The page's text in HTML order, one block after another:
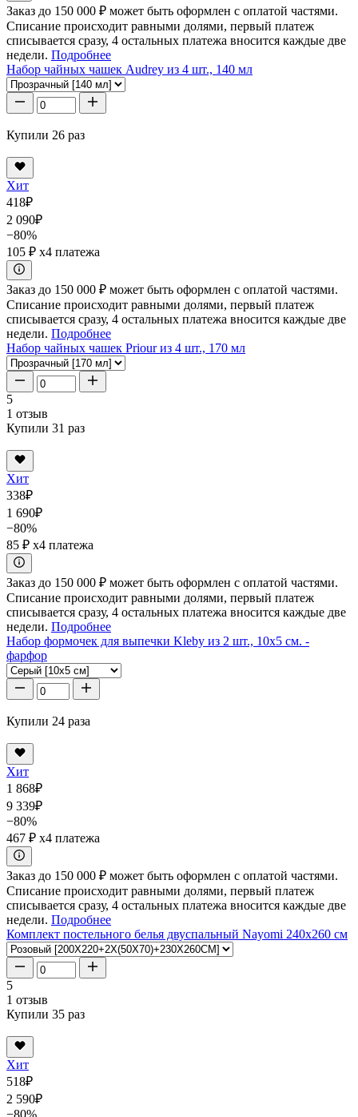
Заказ до 150 000 ₽ может быть оформлен с оплатой частями.
Списание происходит равными долями, первый платеж
списывается сразу, 4 остальных платежа вносится каждые две
недели. Подробнее
Набор чайных чашек Audrey из 4 шт., 140 мл
Купили 26 раз
Хит
418₽
2 090₽
−80%
105 ₽ x4 платежа
Заказ до 150 000 ₽ может быть оформлен с оплатой частями.
Списание происходит равными долями, первый платеж
списывается сразу, 4 остальных платежа вносится каждые две
недели. Подробнее
Набор чайных чашек Priour из 4 шт., 170 мл
5
1 отзыв
Купили 31 раз
Хит
338₽
1 690₽
−80%
85 ₽ x4 платежа
Заказ до 150 000 ₽ может быть оформлен с оплатой частями.
Списание происходит равными долями, первый платеж
списывается сразу, 4 остальных платежа вносится каждые две
недели. Подробнее
Набор формочек для выпечки Kleby из 2 шт., 10x5 см. -
фарфор
Купили 24 раза
Хит
1 868₽
9 339₽
−80%
467 ₽ x4 платежа
Заказ до 150 000 ₽ может быть оформлен с оплатой частями.
Списание происходит равными долями, первый платеж
списывается сразу, 4 остальных платежа вносится каждые две
недели. Подробнее
Комплект постельного белья двуспальный Nayomi 240x260 см
5
1 отзыв
Купили 35 раз
Хит
518₽
2 590₽